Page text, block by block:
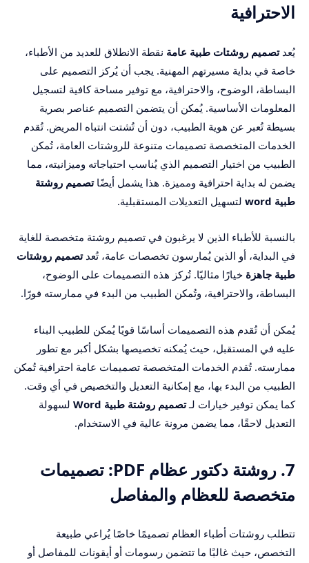
الاحترافية
يُعدتصميم روشتات طبية عامة نقطة الانطلاق للعديد من الأطباء،
خاصة في بداية مسيرتهم المهنية. يجب أن يُركز التصميم على
البساطة، الوضوح، والاحترافية، مع توفير مساحة كافية لتسجيل
المعلومات الأساسية. يُمكن أن يتضمن التصميم عناصر بصرية
بسيطة تُعبر عن هوية الطبيب، دون أن تُشتت انتباه المريض. تُقدم
الخدمات المتخصصة تصميمات متنوعة للروشتات العامة، تُمكن
الطبيب من اختيار التصميم الذي يُناسب احتياجاته وميزانيته، مما
يضمن له بداية احترافية ومميزة. هذا يشمل أيضًاتصميم روشتة
طبية word
لتسهيل التعديلات المستقبلية.
بالنسبة للأطباء الذين لا يرغبون في تصميم روشتة متخصصة للغاية
في البداية، أو الذين يُمارسون تخصصات عامة، تُعدتصميم روشتات
طبية جاهزة خيارًا مثاليًا. تُركز هذه التصميمات على الوضوح،
البساطة، والاحترافية، وتُمكن الطبيب من البدء في ممارسته فورًا.
يُمكن أن تُقدم هذه التصميمات أساسًا قويًا يُمكن للطبيب البناء
عليه في المستقبل، حيث يُمكنه تخصيصها بشكل أكبر مع تطور
ممارسته. تُقدم الخدمات المتخصصة تصميمات عامة احترافية تُمكن
الطبيب من البدء بها، مع إمكانية التعديل والتخصيص في أي وقت.
كما يمكن توفير خيارات لـتصميم روشتة طبية Word
لسهولة
التعديل لاحقًا، مما يضمن مرونة عالية في الاستخدام.
7. روشتة دكتور عظام PDF: تصميمات
متخصصة للعظام والمفاصل
تتطلب روشتات أطباء العظام تصميمًا خاصًا يُراعي طبيعة
التخصص، حيث غالبًا ما تتضمن رسومات أو أيقونات للمفاصل أو